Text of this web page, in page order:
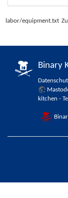
labor/equipment.txt
Binary
kitchen -